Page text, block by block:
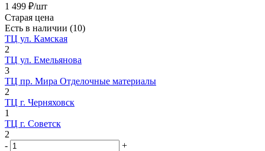
1 499 ₽/шт
Старая цена
Есть в наличии (10)
ТЦ ул. Камская
2
ТЦ ул. Емельянова
3
ТЦ пр. Мира Отделочные материалы
2
ТЦ г. Черняховск
1
ТЦ г. Советск
2
-
+